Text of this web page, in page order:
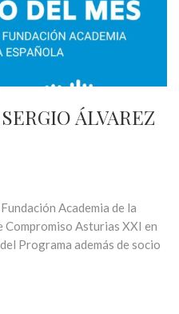
ÁLVAREZ
Academia de la
Compromiso Asturias XXI en
Programa además de socio